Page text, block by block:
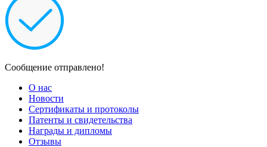
Сообщение отправлено!
О нас
Новости
Сертификаты и протоколы
Патенты и свидетельства
Награды и дипломы
Отзывы